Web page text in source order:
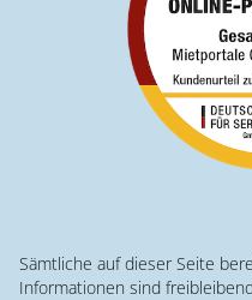
Sämtliche auf dieser Seite
Informationen sind